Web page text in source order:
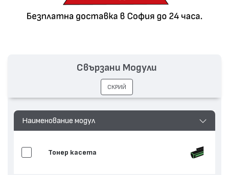
Наименование модул
Тонер касета
Свързани Модули
СКРИЙ